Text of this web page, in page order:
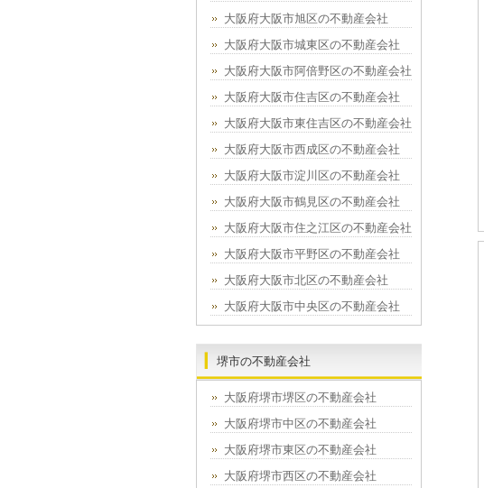
大阪府大阪市旭区の不動産会社
大阪府大阪市城東区の不動産会社
大阪府大阪市阿倍野区の不動産会社
大阪府大阪市住吉区の不動産会社
大阪府大阪市東住吉区の不動産会社
大阪府大阪市西成区の不動産会社
大阪府大阪市淀川区の不動産会社
大阪府大阪市鶴見区の不動産会社
大阪府大阪市住之江区の不動産会社
大阪府大阪市平野区の不動産会社
大阪府大阪市北区の不動産会社
大阪府大阪市中央区の不動産会社
堺市の不動産会社
大阪府堺市堺区の不動産会社
大阪府堺市中区の不動産会社
大阪府堺市東区の不動産会社
大阪府堺市西区の不動産会社